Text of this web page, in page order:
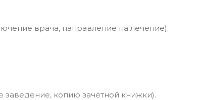
врача, направление на лечение);
заведение, копию зачётной книжки).